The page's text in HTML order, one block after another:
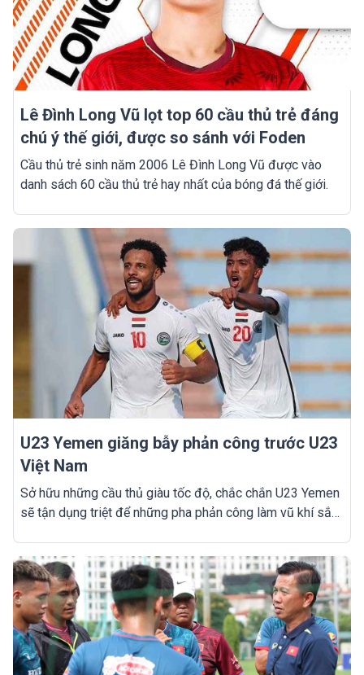
Lê Đình Long Vũ lọt top 60 cầu thủ trẻ đáng
chú ý thế giới, được so sánh với Foden
Cầu thủ trẻ sinh năm 2006 Lê Đình Long Vũ được vào
danh sách 60 cầu thủ trẻ hay nhất của bóng đá thế giới.
U23 Yemen giăng bẫy phản công trước U23
Việt Nam
Sở hữu những cầu thủ giàu tốc độ, chắc chắn U23 Yemen
sẽ tận dụng triệt để những pha phản công làm vũ khí sắc